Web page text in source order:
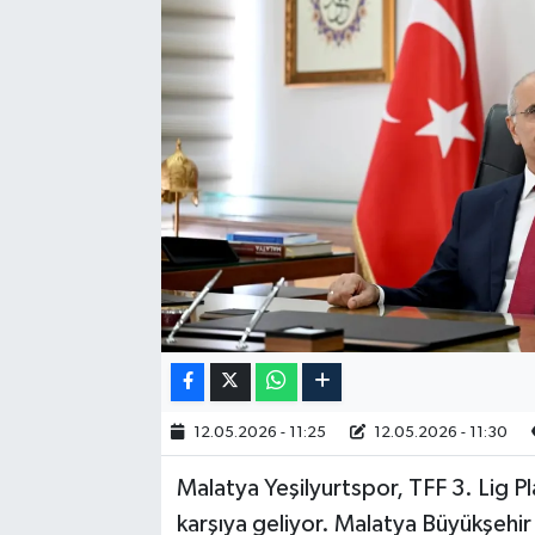
12.05.2026 - 11:25 12.05.2026 - 11:30
Malatya Yeşilyurtspor, TFF 3. Lig
karşıya geliyor. Malatya
RESMİ İLAN